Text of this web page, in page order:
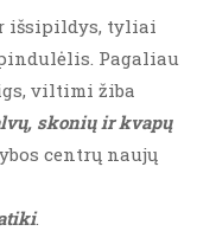
išsipildys, tyliai
Pagaliau
viltimi žiba
skonių ir kvapų
centrų naujų
.